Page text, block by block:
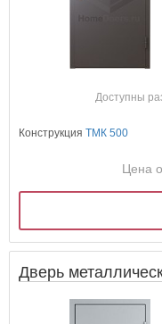
Доступны
КонструкцияТМК 500
Цена
Дверь